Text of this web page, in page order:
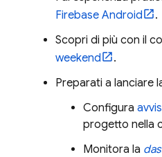
Firebase Android
.
Scopri di più con il
weekend
.
Preparati a lanciare
Configura
progetto nella
Monitora la